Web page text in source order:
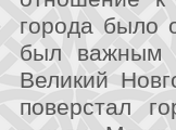
города было
был важным
Великий
поверстал